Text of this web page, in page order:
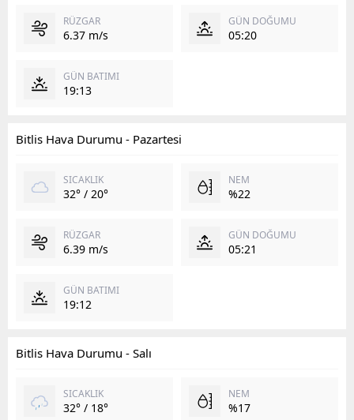
RÜZGAR
6.37 m/s
GÜN DOĞUMU
05:20
GÜN BATIMI
19:13
Bitlis Hava Durumu - Pazartesi
SICAKLIK
32° / 20°
NEM
%22
RÜZGAR
6.39 m/s
GÜN DOĞUMU
05:21
GÜN BATIMI
19:12
Bitlis Hava Durumu - Salı
SICAKLIK
32° / 18°
NEM
%17